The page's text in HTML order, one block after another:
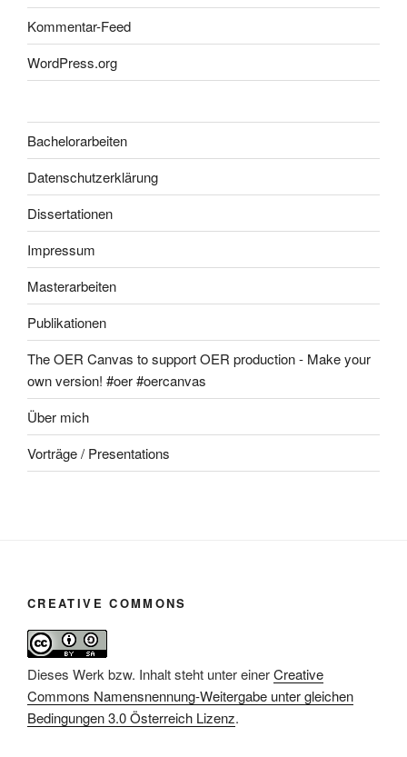
Kommentar-Feed
WordPress.org
Bachelorarbeiten
Datenschutzerklärung
Dissertationen
Impressum
Masterarbeiten
Publikationen
The OER Canvas to support OER production - Make your
own version! #oer #oercanvas
Über mich
Vorträge / Presentations
CREATIVE COMMONS
Dieses Werk bzw. Inhalt steht unter einerCreative
Commons Namensnennung-Weitergabe unter gleichen
Bedingungen 3.0 Österreich Lizenz.